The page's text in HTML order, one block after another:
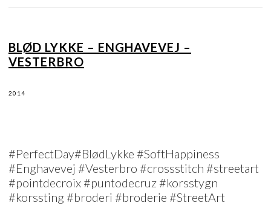
BLØD LYKKE – ENGHAVEVEJ –
VESTERBRO
2014
#PerfectDay#BlødLykke #SoftHappiness
#Enghavevej #Vesterbro #crossstitch #streetart
#pointdecroix #puntodecruz #korsstygn
#korssting #broderi #broderie #StreetArt